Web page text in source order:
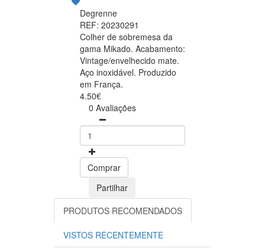
Degrenne
REF: 20230291
Colher de sobremesa da
gama Mikado. Acabamento:
Vintage/envelhecido mate.
Aço inoxidável. Produzido
em França.
4.50€
0 Avaliações
Comprar
Partilhar
PRODUTOS RECOMENDADOS
VISTOS RECENTEMENTE